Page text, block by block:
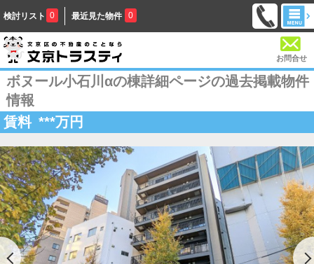
検討リスト 0 最近見た物件 0
お問合せ
ボヌール小石川αの棟詳細ページの過去掲載物件
情報
賃料 ***万円